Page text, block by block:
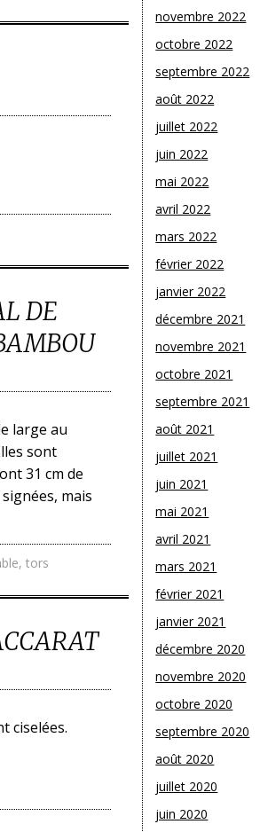
DE
large au
sont
31 cm de
mais
, tors
ciselées.
novembre 2022
octobre 2022
septembre 2022
août 2022
juillet 2022
juin 2022
mai 2022
avril 2022
mars 2022
février 2022
janvier 2022
décembre 2021
novembre 2021
octobre 2021
septembre 2021
août 2021
juillet 2021
juin 2021
mai 2021
avril 2021
mars 2021
février 2021
janvier 2021
décembre 2020
novembre 2020
octobre 2020
septembre 2020
août 2020
juillet 2020
juin 2020